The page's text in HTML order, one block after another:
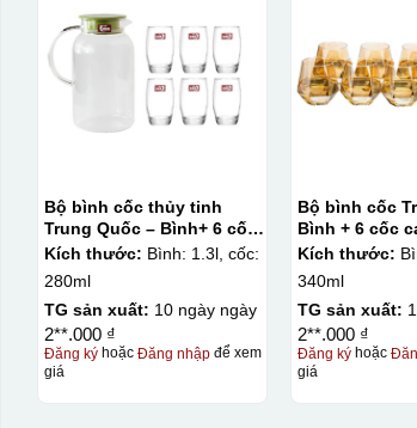
Bộ bình cốc thủy tinh
Trung Quốc – Bình+ 6 cốc
bầu cao Deli
Kích thước: Bình: 1.3l, cốc:
280ml
TG sản xuất: 10 ngày ngày
2**.000 ₫
Đăng kýhoặc Đăng nhậpđể xem
giá
Bộ bình cốc
Bình + 6 cốc
Kích thước:
340ml
TG sản xuất:
2**.000 ₫
Đăng ký hoặc
giá